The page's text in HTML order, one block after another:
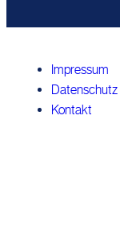
Impressum
Datenschutz
Kontakt